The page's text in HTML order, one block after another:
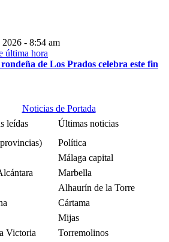
2026 - 8:54 am
de Los Prados celebra este fin
Noticias de Portada
leídas
Últimas noticias
Política
Málaga capital
Marbella
Alhaurín de la Torre
Cártama
Mijas
Victoria
Torremolinos